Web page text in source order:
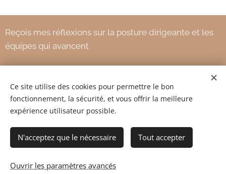
Reçois mes réflexions sur la posture dirigeante et les
équipes qui avancent
Votre adresse e-mail
Envoyer
(c) 2026 VENICOM/SKYLAB
Ce site utilise des cookies pour permettre le bon
fonctionnement, la sécurité, et vous offrir la meilleure
expérience utilisateur possible.
N'acceptez que le nécessaire Tout accepter
Ouvrir les paramètres avancés